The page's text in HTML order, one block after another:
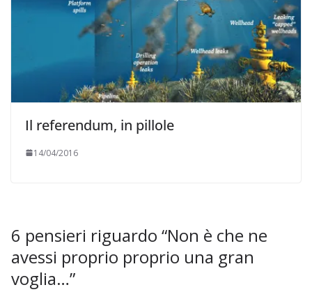
Il referendum, in pillole
14/04/2016
6 pensieri riguardo “Non è che ne
avessi proprio proprio una gran
voglia…”